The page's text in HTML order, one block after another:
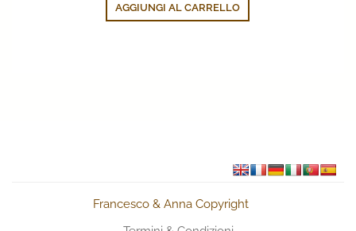
AGGIUNGI AL CARRELLO
Francesco & Anna Copyright